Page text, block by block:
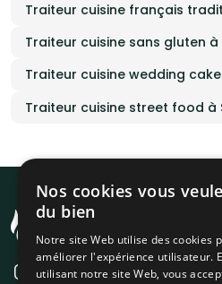
Traiteur cuisine français
Traiteur cuisine sans gluten à
Traiteur cuisine wedding
Traiteur cuisine street food à
Nos cookies vous
du bien
Notre site Web utilise des cookies
améliorer l'expérience utilisateur.
utilisant notre site Web, vous